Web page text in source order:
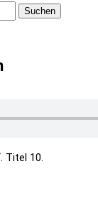
Titel 10.